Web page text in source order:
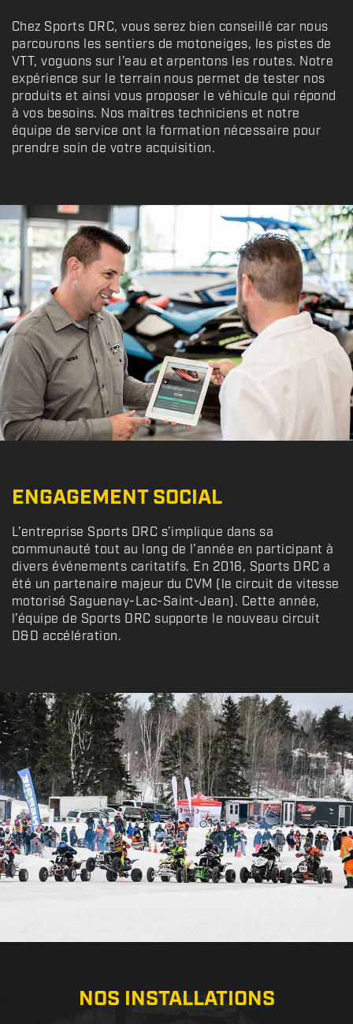
Chez Sports DRC, vous serez bien conseillé car nous
parcourons les sentiers de motoneiges, les pistes de
VTT, voguons sur l’eau et arpentons les routes. Notre
expérience sur le terrain nous permet de tester nos
produits et ainsi vous proposer le véhicule qui répond
à vos besoins. Nos maîtres techniciens et notre
équipe de service ont la formation nécessaire pour
prendre soin de votre acquisition.
ENGAGEMENT SOCIAL
L’entreprise Sports DRC s’implique dans sa
communauté tout au long de l’année en participant à
divers événements caritatifs. En 2016, Sports DRC a
été un partenaire majeur du CVM (le circuit de vitesse
motorisé Saguenay-Lac-Saint-Jean). Cette année,
l’équipe de Sports DRC supporte le nouveau circuit
D&D accélération.
NOS INSTALLATIONS